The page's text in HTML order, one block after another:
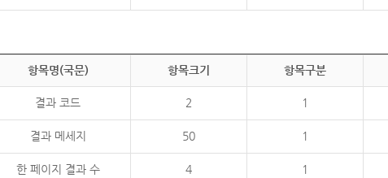
항목명(국문) 항목크기 항목구분
결과 코드 2 1
결과 메세지 50 1
한 페이지 결과 수 4 1